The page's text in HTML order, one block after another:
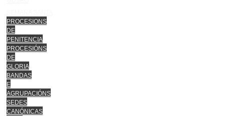
PROCESIONS
DE
PENITENCIA
PROCESIÓNS
DE
GLORIA
BANDAS
E
AGRUPACIÓNS
SEDES
CANÓNICAS